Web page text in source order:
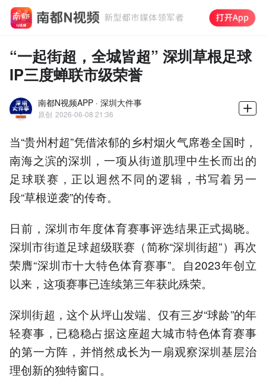
“一起街超，全城皆超” 深圳草根足球
IP三度蝉联市级荣誉
南都N视频APP · 深圳大件事
原创 2026-06-08 21:36
当“贵州村超”凭借浓郁的乡村烟火气席卷全国时，
南海之滨的深圳，一项从街道肌理中生长而出的
足球联赛，正以迥然不同的逻辑，书写着另一
段“草根逆袭”的传奇。
日前，深圳市年度体育赛事评选结果正式揭晓。
深圳市街道足球超级联赛（简称“深圳街超”）再次
荣膺“深圳市十大特色体育赛事”。自2023年创立
以来，这项赛事已连续第三年获此殊荣。
深圳街超，这个从坪山发端、仅有三岁“球龄”的年
轻赛事，已稳稳占据这座超大城市特色体育赛事
的第一方阵，并悄然成长为一扇观察深圳基层治
理创新的独特窗口。